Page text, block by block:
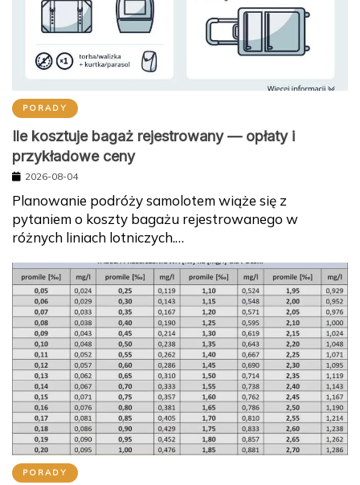
PORADY
Ile kosztuje bagaż rejestrowany — opłaty i
przykładowe ceny
2026-08-04
Planowanie podróży samolotem wiąże się z
pytaniem o koszty bagażu rejestrowanego w
różnych liniach lotniczych.…
PORADY